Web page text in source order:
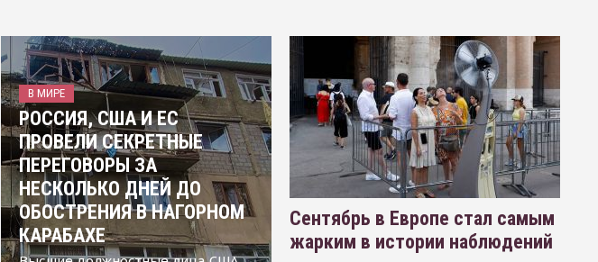
В МИРЕ
РОССИЯ, США И ЕС
ПРОВЕЛИ СЕКРЕТНЫЕ
ПЕРЕГОВОРЫ ЗА
НЕСКОЛЬКО ДНЕЙ ДО
ОБОСТРЕНИЯ В НАГОРНОМ
КАРАБАХЕ
Сентябрь в Европе стал самым
жарким в истории наблюдений